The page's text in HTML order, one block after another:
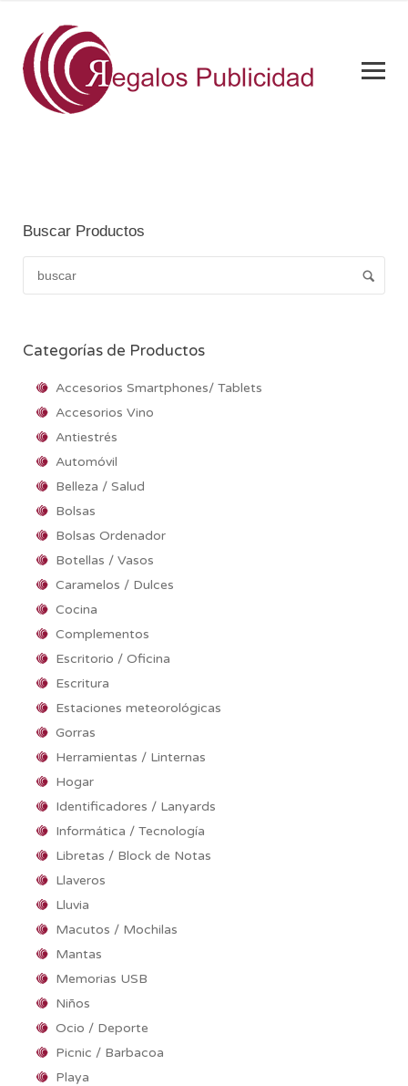
Buscar Productos
Categorías de Productos
Accesorios Smartphones/ Tablets
Accesorios Vino
Antiestrés
Automóvil
Belleza / Salud
Bolsas
Bolsas Ordenador
Botellas / Vasos
Caramelos / Dulces
Cocina
Complementos
Escritorio / Oficina
Escritura
Estaciones meteorológicas
Gorras
Herramientas / Linternas
Hogar
Identificadores / Lanyards
Informática / Tecnología
Libretas / Block de Notas
Llaveros
Lluvia
Macutos / Mochilas
Mantas
Memorias USB
Niños
Ocio / Deporte
Picnic / Barbacoa
Playa